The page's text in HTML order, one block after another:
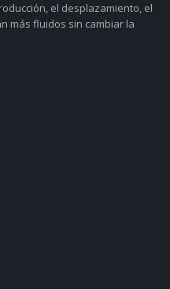
el desplazamiento, el
más fluidos sin cambiar la